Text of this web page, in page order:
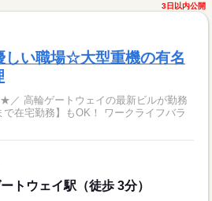
3日以内公開
しい職場☆大型重機の有名
が勤務
トウェイ駅（徒歩 3分）